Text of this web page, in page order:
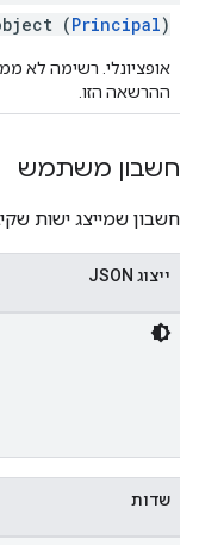
(Principal)
אופציונלי. רשימה לא
ההרשאה הזו.
חשבון משתמש
חשבון שמייצג ישות
ייצוג JSON
שדות